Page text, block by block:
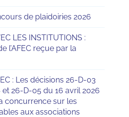
de plaidoiries 2026
LES INSTITUTIONS :
l’AFEC reçue par la
: Les décisions 26-D-03
et 26-D-05 du 16 avril 2026
concurrence sur les
aux associations